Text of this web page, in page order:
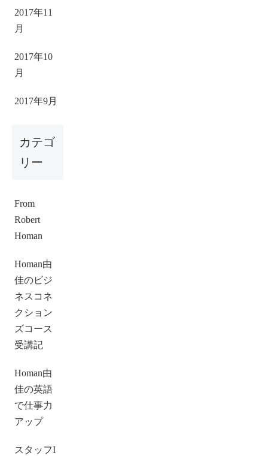
2017年11
月
2017年10
月
2017年9月
カテゴ
リー
From
Robert
Homan
Homan由
佳のビジ
ネスコネ
クション
ズコース
受講記
Homan由
佳の英語
で仕事力
アップ
スタッフI